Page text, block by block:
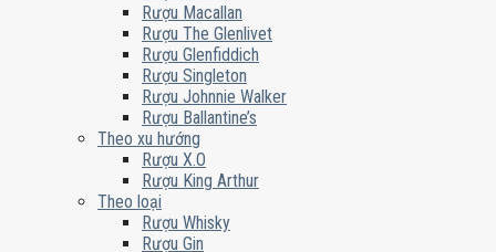
Rượu Macallan
Rượu The Glenlivet
Rượu Glenfiddich
Rượu Singleton
Rượu Johnnie Walker
Rượu Ballantine’s
Theo xu hướng
Rượu X.O
Rượu King Arthur
Theo loại
Rượu Whisky
Rượu Gin